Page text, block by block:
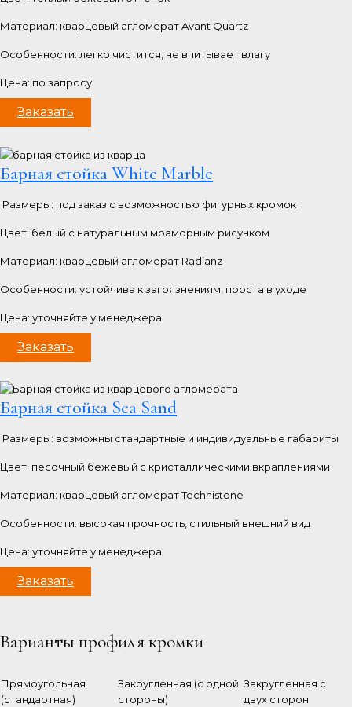
Материал: кварцевый агломерат Avant Quartz
Особенности: легко чистится, не впитывает влагу
Цена: по запросу
Заказать
Барная стойка White Marble
Размеры: под заказ с возможностью фигурных кромок
Цвет: белый с натуральным мраморным рисунком
Материал: кварцевый агломерат Radianz
Особенности: устойчива к загрязнениям, проста в уходе
Цена: уточняйте у менеджера
Заказать
Барная стойка Sea Sand
Размеры: возможны стандартные и индивидуальные габариты
Цвет: песочный бежевый с кристаллическими вкраплениями
Материал: кварцевый агломерат Technistone
Особенности: высокая прочность, стильный внешний вид
Цена: уточняйте у менеджера
Заказать
Варианты профиля кромки
Прямоугольная
(стандартная)
Закругленная (с одной
стороны)
Закругленная с
двух сторон